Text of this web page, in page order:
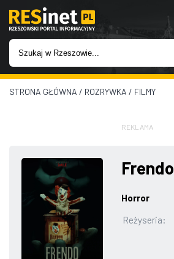
WIADOMOŚCI
IMPREZY
ROZRYWKA
W KINACH
STRONA GŁÓWNA / ROZRYWKA / FILMY
REKLAMA
Frendo
Horror
Reżyseria: